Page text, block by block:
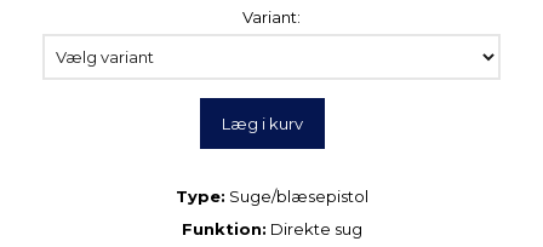
Variant:
Læg i kurv
Type: Suge/blæsepistol
Funktion: Direkte sug